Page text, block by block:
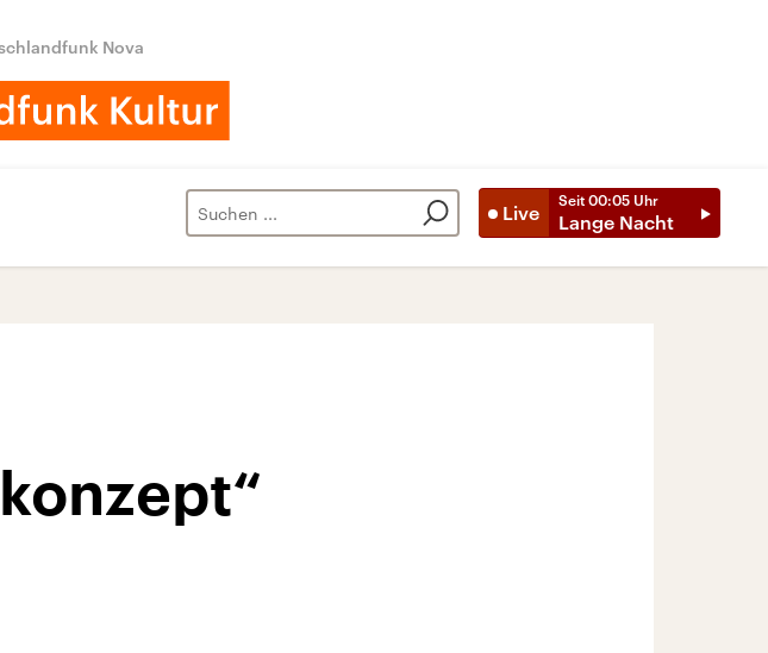
Nova
Live
Seit 00:05 Uhr
Lange Nacht